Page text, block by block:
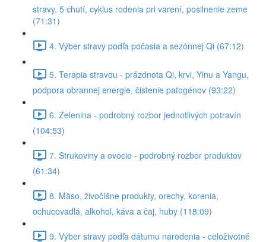
stravy, 5 chutí, cyklus rodenia pri varení, posilnenie zeme
(71:31)
4. Výber stravy podľa počasia a sezónnej Qi (67:12)
5. Terapia stravou - prázdnota Qi, krvi, Yinu a Yangu,
podpora obrannej energie, čistenie patogénov (93:22)
6. Zelenina - podrobný rozbor jednotlivých potravín
(104:53)
7. Strukoviny a ovocie - podrobný rozbor produktov
(61:34)
8. Mäso, živočíšne produkty, orechy, korenia,
ochucovadlá, alkohol, káva a čaj, huby (118:09)
9. Výber stravy podľa dátumu narodenia - celoživotné